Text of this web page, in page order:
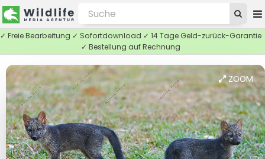
✓ Freie Bearbeitung ✓ Sofortdownload ✓ 14 Tage Geld-zurück-Garantie
✓ Bestellung auf Rechnung
ZOOM